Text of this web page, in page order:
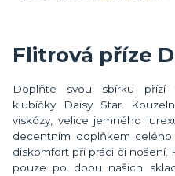
Flitrová příze
Doplňte svou sbírku přízí
klubíčky Daisy Star.
viskózy, velice jemného
decentním doplňkem
diskomfort při práci či nošení.
pouze po dobu našich